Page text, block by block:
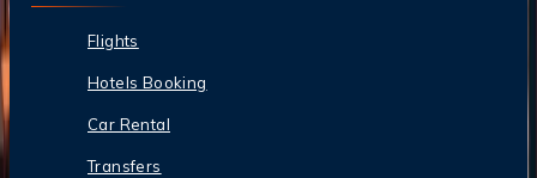
Flights
Hotels Booking
Car Rental
Transfers